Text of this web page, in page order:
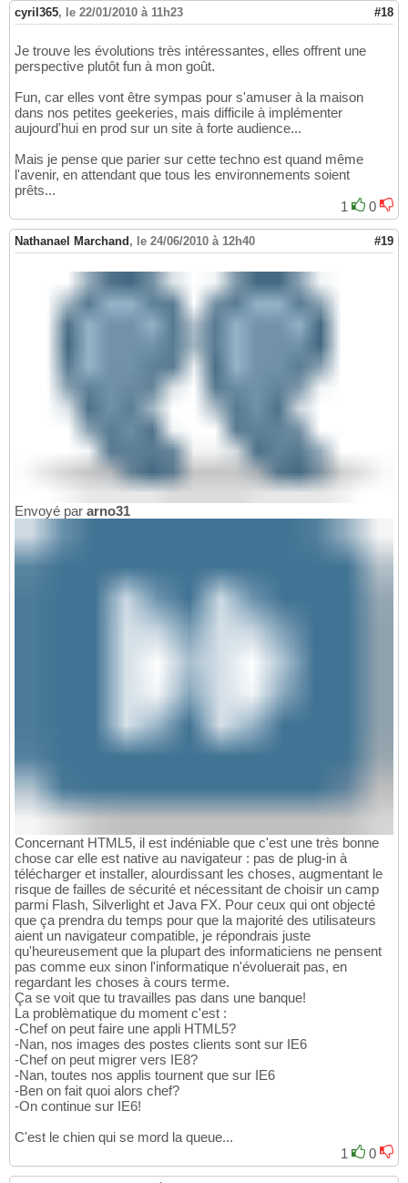
cyril365, le 22/01/2010 à 11h23 #18
Je trouve les évolutions très intéressantes, elles offrent une
perspective plutôt fun à mon goût.
Fun, car elles vont être sympas pour s'amuser à la maison
dans nos petites geekeries, mais difficile à implémenter
aujourd'hui en prod sur un site à forte audience...
Mais je pense que parier sur cette techno est quand même
l'avenir, en attendant que tous les environnements soient
prêts...
1
0
Nathanael Marchand , le 24/06/2010 à 12h40 #19
Envoyé par arno31
Concernant HTML5, il est indéniable que c'est une très bonne
chose car elle est native au navigateur : pas de plug-in à
télécharger et installer, alourdissant les choses, augmentant le
risque de failles de sécurité et nécessitant de choisir un camp
parmi Flash, Silverlight et Java FX. Pour ceux qui ont objecté
que ça prendra du temps pour que la majorité des utilisateurs
aient un navigateur compatible, je répondrais juste
qu'heureusement que la plupart des informaticiens ne pensent
pas comme eux sinon l'informatique n'évoluerait pas, en
regardant les choses à cours terme.
Ça se voit que tu travailles pas dans une banque!
La problèmatique du moment c'est :
-Chef on peut faire une appli HTML5?
-Nan, nos images des postes clients sont sur IE6
-Chef on peut migrer vers IE8?
-Nan, toutes nos applis tournent que sur IE6
-Ben on fait quoi alors chef?
-On continue sur IE6!
C'est le chien qui se mord la queue...
1
0